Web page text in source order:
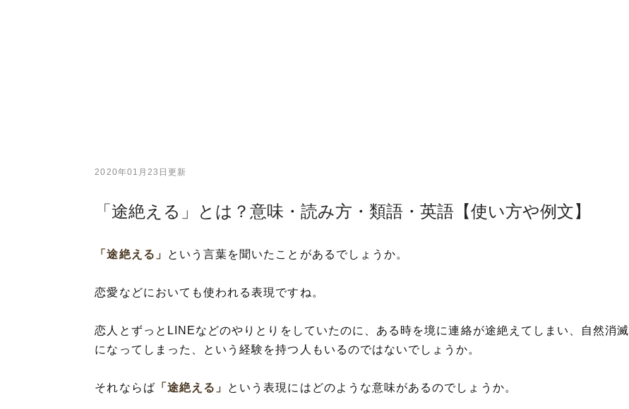
2020年01月23日更新
「途絶える」とは？意味・読み方・類語・英語【使い方や例文】
「途絶える」 という言葉を聞いたことがあるでしょうか。
恋愛などにおいても使われる表現ですね。
恋人とずっとLINEなどのやりとりをしていたのに、ある時を境に連絡が途絶えてしまい、自然消滅
になってしまった、という経験を持つ人もいるのではないでしょうか。
それならば 「途絶える」 という表現にはどのような意味があるのでしょうか。